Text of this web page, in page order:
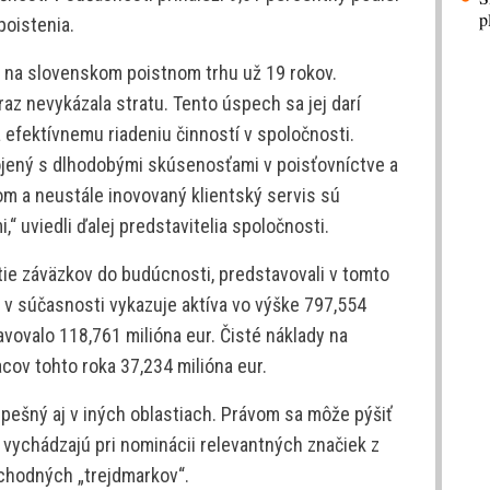
slovenskom poistnom trhu už 19 rokov.
nevykázala stratu. Tento úspech sa jej darí
riadeniu činností v spoločnosti.
s dlhodobými skúsenosťami v poisťovníctve a
a neustále inovovaný klientský servis sú
uviedli ďalej predstavitelia spoločnosti.
záväzkov do budúcnosti, predstavovali v tomto
súčasnosti vykazuje aktíva vo výške 797,554
118,761 milióna eur. Čisté náklady na
tohto roka 37,234 milióna eur.
aj v iných oblastiach. Právom sa môže pýšiť
pri nominácii relevantných značiek z
„trejdmarkov“.